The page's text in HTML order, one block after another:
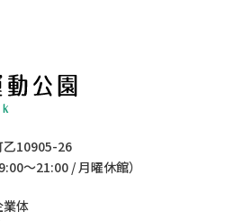
乙10905-26
〜21:00 / 月曜休館）
業体